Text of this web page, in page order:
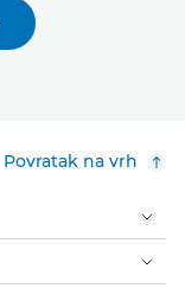
Povratak na vrh